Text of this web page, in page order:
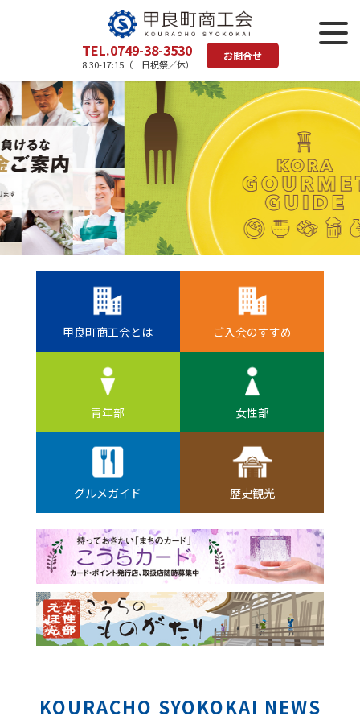
TEL.0749-38-3530
8:30-17:15（土日祝祭／休）
お問合せ
甲良町商工会とは ご入会のすすめ
青年部 女性部
グルメガイド 歴史観光
KOURACHO SYOKOKAI NEWS